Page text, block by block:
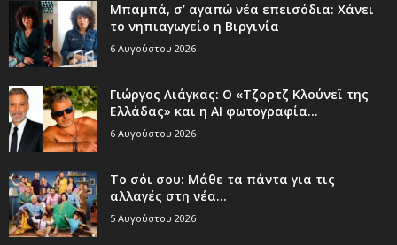
Μπαμπά, σ’ αγαπώ νέα επεισόδια: Χάνει
το νηπιαγωγείο η Βιργινία
6 Αυγούστου 2026
Γιώργος Λιάγκας: Ο «Τζορτζ Κλούνεϊ της
Ελλάδας» και η AI φωτογραφία...
6 Αυγούστου 2026
Το σόι σου: Μάθε τα πάντα για τις
αλλαγές στη νέα...
5 Αυγούστου 2026